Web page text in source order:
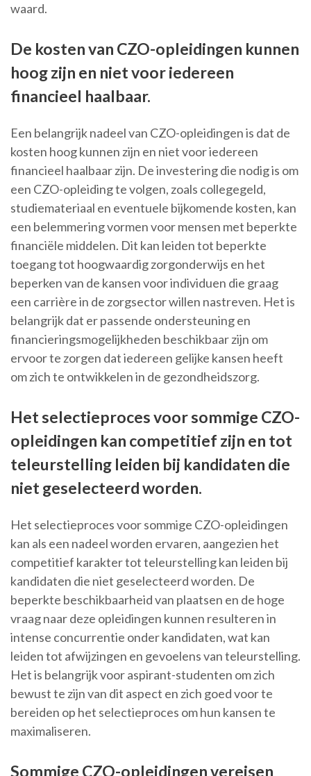
waard.
De kosten van CZO-opleidingen kunnen
hoog zijn en niet voor iedereen
financieel haalbaar.
Een belangrijk nadeel van CZO-opleidingen is dat de
kosten hoog kunnen zijn en niet voor iedereen
financieel haalbaar zijn. De investering die nodig is om
een CZO-opleiding te volgen, zoals collegegeld,
studiemateriaal en eventuele bijkomende kosten, kan
een belemmering vormen voor mensen met beperkte
financiële middelen. Dit kan leiden tot beperkte
toegang tot hoogwaardig zorgonderwijs en het
beperken van de kansen voor individuen die graag
een carrière in de zorgsector willen nastreven. Het is
belangrijk dat er passende ondersteuning en
financieringsmogelijkheden beschikbaar zijn om
ervoor te zorgen dat iedereen gelijke kansen heeft
om zich te ontwikkelen in de gezondheidszorg.
Het selectieproces voor sommige CZO-
opleidingen kan competitief zijn en tot
teleurstelling leiden bij kandidaten die
niet geselecteerd worden.
Het selectieproces voor sommige CZO-opleidingen
kan als een nadeel worden ervaren, aangezien het
competitief karakter tot teleurstelling kan leiden bij
kandidaten die niet geselecteerd worden. De
beperkte beschikbaarheid van plaatsen en de hoge
vraag naar deze opleidingen kunnen resulteren in
intense concurrentie onder kandidaten, wat kan
leiden tot afwijzingen en gevoelens van teleurstelling.
Het is belangrijk voor aspirant-studenten om zich
bewust te zijn van dit aspect en zich goed voor te
bereiden op het selectieproces om hun kansen te
maximaliseren.
Sommige CZO-opleidingen vereisen